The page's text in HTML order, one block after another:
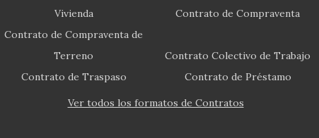
Vivienda
Contrato de Compraventa
Contrato de Compraventa de
Terreno
Contrato Colectivo de Trabajo
Contrato de Traspaso Contrato de Préstamo
Ver todos los formatos de Contratos